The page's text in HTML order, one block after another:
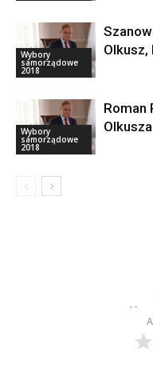
Wybory
samorządowe
2018
Olkusz,
Wybory
samorządowe
2018
Roman
Olkusza